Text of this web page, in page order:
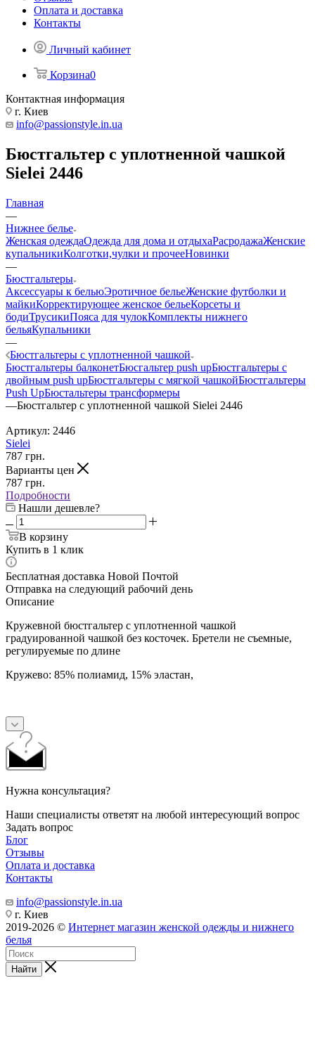
Оплата и доставка
Контакты
Личный кабинет
Корзина0
Контактная информация
г. Киев
info@passionstyle.in.ua
Бюстгальтер с уплотненной чашкой
Sielei 2446
Главная
—
Нижнее белье
Женская одеждаОдежда для дома и отдыхаРасродажаЖенские
купальникиКолготки,чулки и прочееНовинки
—
Бюстгальтеры
Аксессуары к бельюЭротичное бельеЖенские футболки и
майкиКорректирующее женское бельеКорсеты и
бодиТрусикиПояса для чулокКомплекты нижнего
бельяКупальники
—
Бюстгальтеры с уплотненной чашкой
Бюстгальтеры балконетБюсгальтер push upБюстгальтеры с
двойным push upБюстгальтеры с мягкой чашкойБюстгальтеры
Push UpБюстальтеры трансформеры
—Бюстгальтер с уплотненной чашкой Sielei 2446
Артикул: 2446
Sielei
787 грн.
Варианты цен
787 грн.
Подробности
Нашли дешевле?
В корзину
Купить в 1 клик
Бесплатная доставка Новой Почтой
Отправка на следующий рабочий день
Описание
Кружевной бюстгальтер с уплотненной чашкой
градуированной чашкой без косточек. Бретели не съемные,
регулируемые по длине
Кружево: 85% полиамид, 15% эластан,
Нужна консультация?
Наши специалисты ответят на любой интересующий вопрос
Задать вопрос
Блог
Отзывы
Оплата и доставка
Контакты
info@passionstyle.in.ua
г. Киев
2019-2026 © Интернет магазин женской одежды и нижнего
белья
Найти